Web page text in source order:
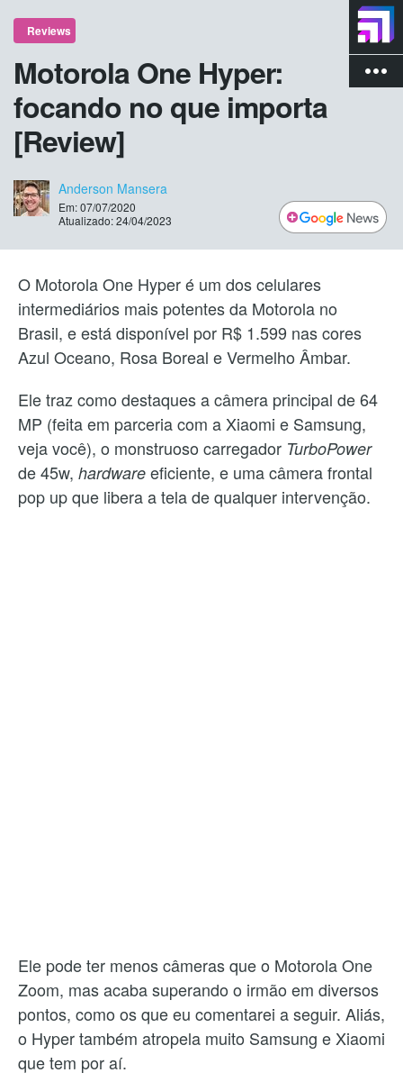
more_vert
Reviews
Motorola One Hyper:
focando no que importa
[Review]
Anderson Mansera
Em: 07/07/2020
Atualizado: 24/04/2023
O Motorola One Hyper é um dos celulares
intermediários mais potentes da Motorola no
Brasil, e está disponível por R$ 1.599 nas cores
Azul Oceano, Rosa Boreal e Vermelho Âmbar.
Ele traz como destaques a câmera principal de 64
MP (feita em parceria com a Xiaomi e Samsung,
veja você), o monstruoso carregador TurboPower
de 45w, hardware eficiente, e uma câmera frontal
pop up que libera a tela de qualquer intervenção.
Ele pode ter menos câmeras que o Motorola One
Zoom, mas acaba superando o irmão em diversos
pontos, como os que eu comentarei a seguir. Aliás,
o Hyper também atropela muito Samsung e Xiaomi
que tem por aí.